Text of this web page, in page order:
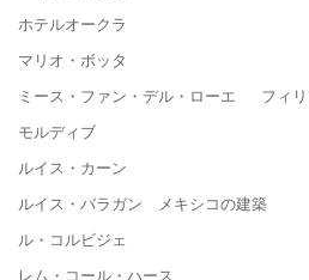
ホテルオークラ
マリオ・ボッタ
ミース・ファン・デル・ローエ フィリ
モルディブ
ルイス・カーン
ルイス・バラガン メキシコの建築
ル・コルビジェ
レム・コール・ハース